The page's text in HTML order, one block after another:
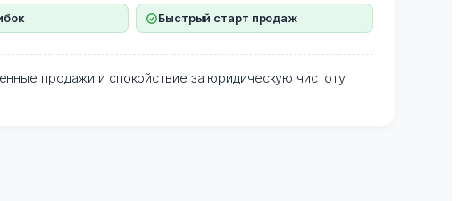
Быстрый старт продаж
продажи и спокойствие за юридическую чистоту